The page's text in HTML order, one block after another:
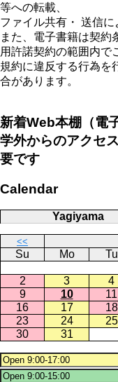
等への転載、
ファイル共有・ 送信に
また、電子書籍は契約
用許諾契約の範囲内で
規約に違反する行為を
合があります。
新着Web本棚（電
学外からのアクセ
要です
Calendar
Yagiyama
<<
Su Mo Tu
2
3 4
9
10 11
16
17 18
23
24 25
30
31